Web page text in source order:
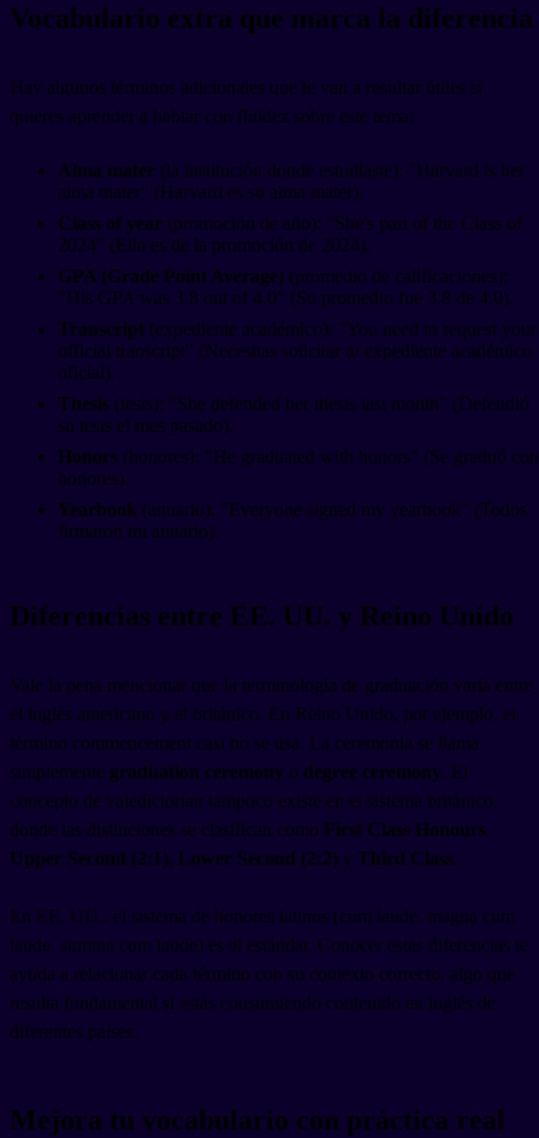
Vocabulario extra que marca la diferencia
Hay algunos términos adicionales que te van a resultar útiles si
quieres aprender a hablar con fluidez sobre este tema:
Alma mater (la institución donde estudiaste): "Harvard is her
alma mater" (Harvard es su alma mater).
Class of year (promoción de año): "She's part of the Class of
2024" (Ella es de la promoción de 2024).
GPA (Grade Point Average) (promedio de calificaciones):
"His GPA was 3.8 out of 4.0" (Su promedio fue 3.8 de 4.0).
Transcript (expediente académico): "You need to request your
official transcript" (Necesitas solicitar tu expediente académico
oficial).
Thesis (tesis): "She defended her thesis last month" (Defendió
su tesis el mes pasado).
Honors (honores): "He graduated with honors" (Se graduó con
honores).
Yearbook (anuario): "Everyone signed my yearbook" (Todos
firmaron mi anuario).
Diferencias entre EE. UU. y Reino Unido
Vale la pena mencionar que la terminología de graduación varía entre
el inglés americano y el británico. En Reino Unido, por ejemplo, el
término commencement casi no se usa. La ceremonia se llama
simplemente graduation ceremony o degree ceremony. El
concepto de valedictorian tampoco existe en el sistema británico,
donde las distinciones se clasifican como First Class Honours,
Upper Second (2:1), Lower Second (2:2) y Third Class.
En EE. UU., el sistema de honores latinos (cum laude, magna cum
laude, summa cum laude) es el estándar. Conocer estas diferencias te
ayuda a relacionar cada término con su contexto correcto, algo que
resulta fundamental si estás consumiendo contenido en inglés de
diferentes países.
Mejora tu vocabulario con práctica real